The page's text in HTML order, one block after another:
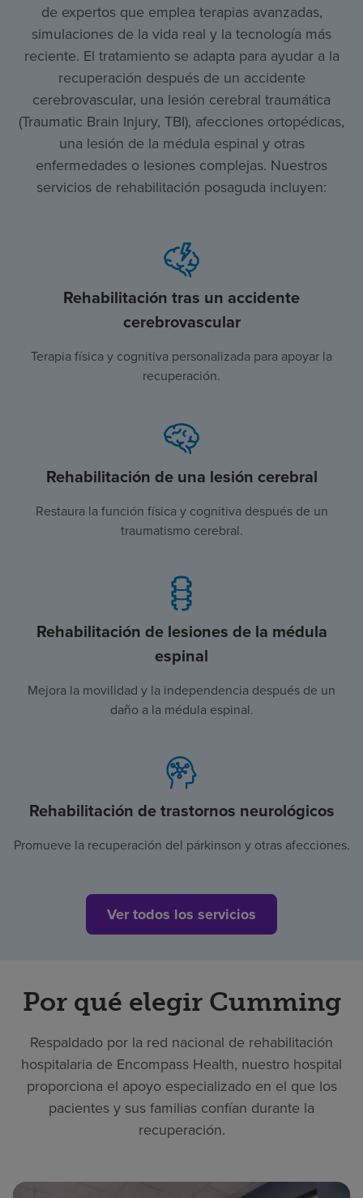
de expertos que emplea terapias avanzadas,
simulaciones de la vida real y la tecnología más
reciente. El tratamiento se adapta para ayudar a la
recuperación después de un accidente
cerebrovascular, una lesión cerebral traumática
(Traumatic Brain Injury, TBI), afecciones ortopédicas,
una lesión de la médula espinal y otras
enfermedades o lesiones complejas. Nuestros
servicios de rehabilitación posaguda incluyen:
Rehabilitación tras un accidente
cerebrovascular
Terapia física y cognitiva personalizada para apoyar la
recuperación.
Rehabilitación de una lesión cerebral
Restaura la función física y cognitiva después de un
traumatismo cerebral.
Rehabilitación de lesiones de la médula
espinal
Mejora la movilidad y la independencia después de un
daño a la médula espinal.
Rehabilitación de trastornos neurológicos
Promueve la recuperación del párkinson y otras afecciones.
Ver todos los servicios
Por qué elegir Cumming
Respaldado por la red nacional de rehabilitación
hospitalaria de Encompass Health, nuestro hospital
proporciona el apoyo especializado en el que los
pacientes y sus familias confían durante la
recuperación.